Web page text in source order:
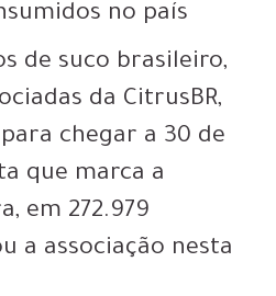
no país
de suco brasileiro,
da CitrusBR,
chegar a 30 de
que marca a
em 272.979
a associação nesta